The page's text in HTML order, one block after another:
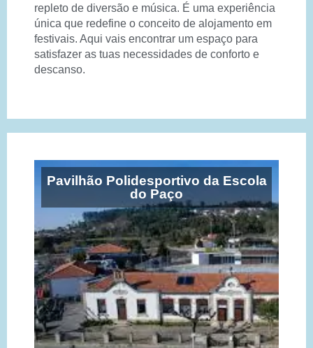
repleto de diversão e música. É uma experiência
única que redefine o conceito de alojamento em
festivais. Aqui vais encontrar um espaço para
satisfazer as tuas necessidades de conforto e
descanso.
Pavilhão Polidesportivo da Escola
do Paço